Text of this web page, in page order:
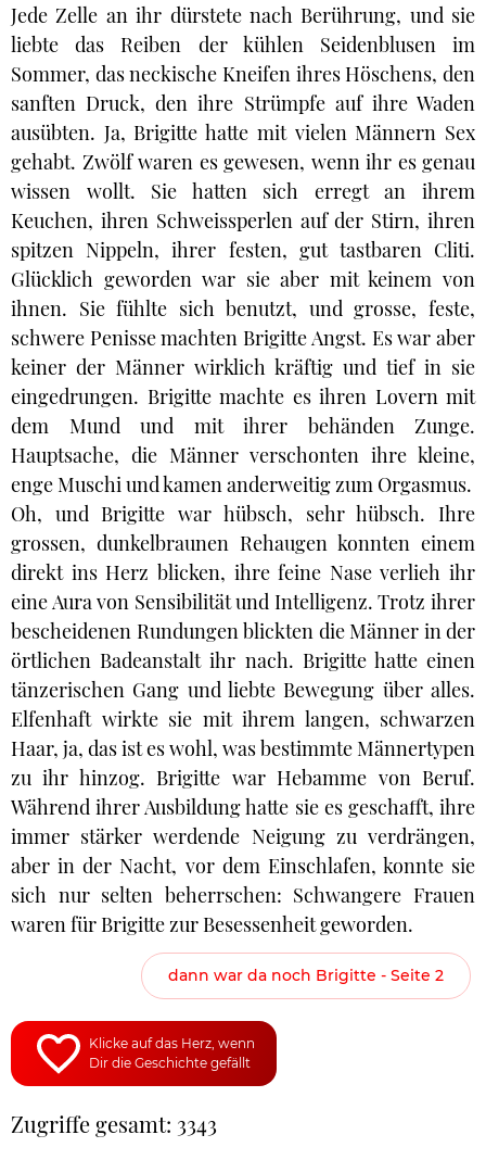
Jede Zelle an ihr dürstete nach Berührung, und sie
liebte das Reiben der kühlen Seidenblusen im
Sommer, das neckische Kneifen ihres Höschens, den
sanften Druck, den ihre Strümpfe auf ihre Waden
ausübten. Ja, Brigitte hatte mit vielen Männern Sex
gehabt. Zwölf waren es gewesen, wenn ihr es genau
wissen wollt. Sie hatten sich erregt an ihrem
Keuchen, ihren Schweissperlen auf der Stirn, ihren
spitzen Nippeln, ihrer festen, gut tastbaren Cliti.
Glücklich geworden war sie aber mit keinem von
ihnen. Sie fühlte sich benutzt, und grosse, feste,
schwere Penisse machten Brigitte Angst. Es war aber
keiner der Männer wirklich kräftig und tief in sie
eingedrungen. Brigitte machte es ihren Lovern mit
dem Mund und mit ihrer behänden Zunge.
Hauptsache, die Männer verschonten ihre kleine,
enge Muschi und kamen anderweitig zum Orgasmus.
Oh, und Brigitte war hübsch, sehr hübsch. Ihre
grossen, dunkelbraunen Rehaugen konnten einem
direkt ins Herz blicken, ihre feine Nase verlieh ihr
eine Aura von Sensibilität und Intelligenz. Trotz ihrer
bescheidenen Rundungen blickten die Männer in der
örtlichen Badeanstalt ihr nach. Brigitte hatte einen
tänzerischen Gang und liebte Bewegung über alles.
Elfenhaft wirkte sie mit ihrem langen, schwarzen
Haar, ja, das ist es wohl, was bestimmte Männertypen
zu ihr hinzog. Brigitte war Hebamme von Beruf.
Während ihrer Ausbildung hatte sie es geschafft, ihre
immer stärker werdende Neigung zu verdrängen,
aber in der Nacht, vor dem Einschlafen, konnte sie
sich nur selten beherrschen: Schwangere Frauen
waren für Brigitte zur Besessenheit geworden.
dann war da noch Brigitte - Seite 2
Klicke auf das Herz, wenn
Dir die Geschichte gefällt
Zugriffe gesamt: 3343